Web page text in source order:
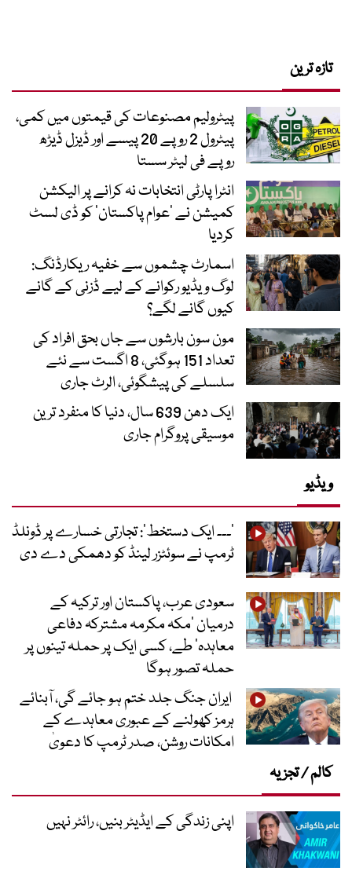
تازہ ترین
پیٹرولیم مصنوعات کی قیمتوں میں کمی،
پیٹرول 2 روپے 20 پیسے اور ڈیزل ڈیڑھ
روپے فی لیٹر سستا
انٹرا پارٹی انتخابات نہ کرانے پر الیکشن
کمیشن نے ’عوام پاکستان‘ کو ڈی لسٹ
کردیا
اسمارٹ چشموں سے خفیہ ریکارڈنگ:
لوگ ویڈیو رکوانے کے لیے ڈزنی کے گانے
کیوں گانے لگے؟
مون سون بارشوں سے جاں بحق افراد کی
تعداد 151 ہوگئی، 8 اگست سے نئے
سلسلے کی پیشگوئی، الرٹ جاری
ایک دھن 639 سال، دنیا کا منفرد ترین
موسیقی پروگرام جاری
ویڈیو
’۔۔۔ ایک دستخط‘: تجارتی خسارے پر ڈونلڈ
ٹرمپ نے سوئٹزر لینڈ کو دھمکی دے دی
سعودی عرب، پاکستان اور ترکیہ کے
درمیان ’مکہ مکرمہ مشترکہ دفاعی
معاہدہ‘ طے، کسی ایک پر حملہ تینوں پر
حملہ تصور ہوگا
ایران جنگ جلد ختم ہو جائے گی، آبنائے
ہرمز کھولنے کے عبوری معاہدے کے
امکانات روشن، صدر ٹرمپ کا دعویٰ
کالم / تجزیہ
اپنی زندگی کے ایڈیٹر بنیں، رائٹر نہیں